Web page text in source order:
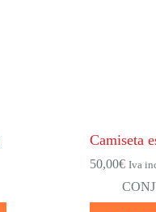
Camiseta
50,00€ Iva